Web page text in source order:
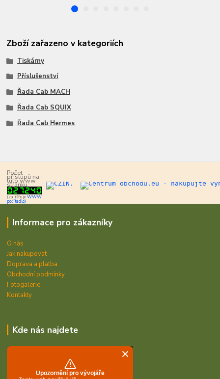
Zboží zařazeno v kategoriích
Tiskárny
Příslušenství
Řada Cab MACH
Řada Cab SQUIX
Řada Cab Hermes
Počet
přístupů na
tuto www
stránku:
(zajišťujeWWW
počítadlo)
Informace pro zákazníky
O nás
Jak nakupovat
Doprava a platba
Obchodní podmínky
Fotogalerie
Kontakty
Kde nás najdete